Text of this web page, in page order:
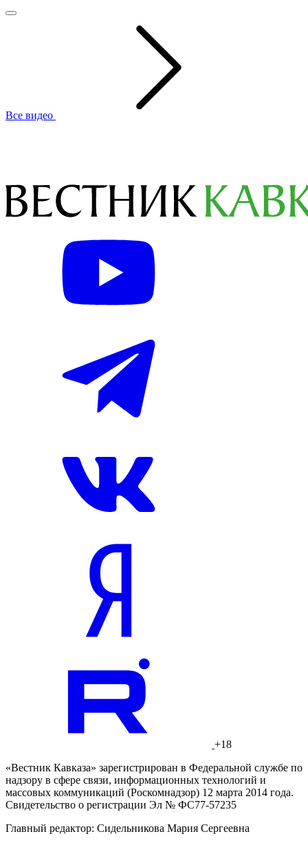
Все видео
+18
«Вестник Кавказа» зарегистрирован в Федеральной службе по
надзору в сфере связи, информационных технологий и
массовых коммуникаций (Роскомнадзор) 12 марта 2014 года.
Свидетельство о регистрации Эл № ФС77-57235
Главный редактор: Сидельникова Мария Сергеевна